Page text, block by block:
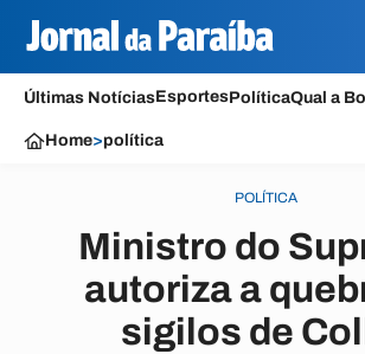
Últimas NotíciasEsportesPolíticaQual a
Home>política
POLÍTICA
Ministro do
autoriza a
sigilos de